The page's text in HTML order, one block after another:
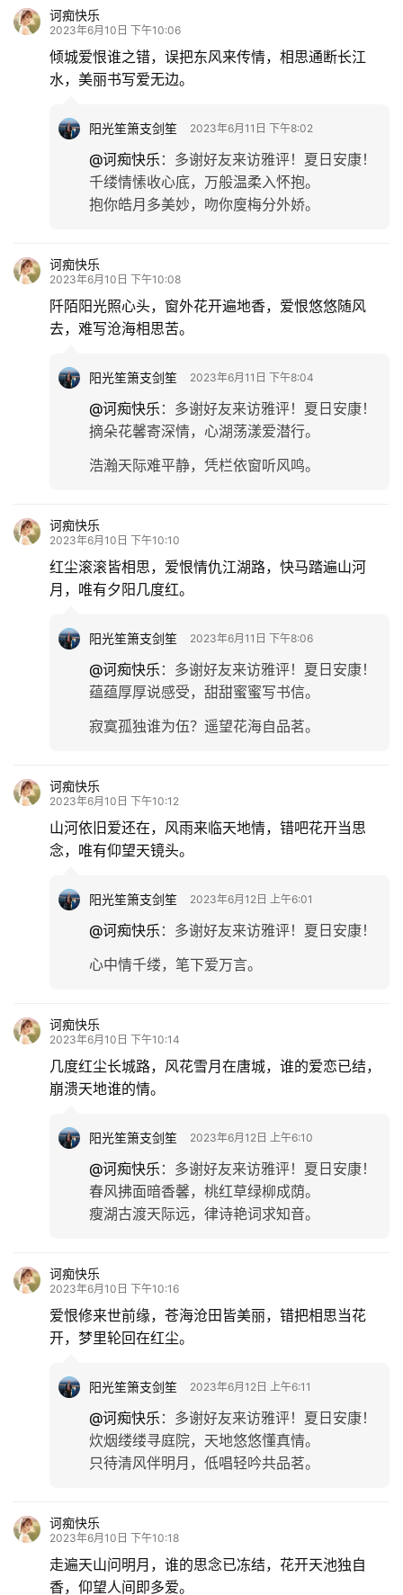
感
专
诃痴快乐
2023年6月10日 下午10:06
倾城爱恨谁之错，误把东风来传情，相思通断长江
水，美丽书写爱无边。
阳光笙箫支剑笙 2023年6月11日 下午8:02
@诃痴快乐 ： 多谢好友来访雅评！夏日安康！
千缕情愫收心底，万般温柔入怀抱。
抱你皓月多美妙，吻你廋梅分外娇。
诃痴快乐
2023年6月10日 下午10:08
阡陌阳光照心头，窗外花开遍地香，爱恨悠悠随风
去，难写沧海相思苦。
阳光笙箫支剑笙 2023年6月11日 下午8:04
@诃痴快乐 ： 多谢好友来访雅评！夏日安康！
摘朵花馨寄深情，心湖荡漾爱潜行。
浩瀚天际难平静，凭栏依窗听风鸣。
诃痴快乐
2023年6月10日 下午10:10
红尘滚滚皆相思，爱恨情仇江湖路，快马踏遍山河
月，唯有夕阳几度红。
阳光笙箫支剑笙 2023年6月11日 下午8:06
@诃痴快乐 ： 多谢好友来访雅评！夏日安康！
蕴蕴厚厚说感受，甜甜蜜蜜写书信。
寂寞孤独谁为伍？遥望花海自品茗。
诃痴快乐
2023年6月10日 下午10:12
山河依旧爱还在，风雨来临天地情，错吧花开当思
念，唯有仰望天镜头。
阳光笙箫支剑笙 2023年6月12日 上午6:01
@诃痴快乐 ： 多谢好友来访雅评！夏日安康！
心中情千缕，笔下爱万言。
诃痴快乐
2023年6月10日 下午10:14
几度红尘长城路，风花雪月在唐城，谁的爱恋已结，
崩溃天地谁的情。
阳光笙箫支剑笙 2023年6月12日 上午6:10
@诃痴快乐 ： 多谢好友来访雅评！夏日安康！
春风拂面暗香馨，桃红草绿柳成荫。
瘦湖古渡天际远，律诗艳词求知音。
诃痴快乐
2023年6月10日 下午10:16
爱恨修来世前缘，苍海沧田皆美丽，错把相思当花
开，梦里轮回在红尘。
阳光笙箫支剑笙 2023年6月12日 上午6:11
@诃痴快乐 ： 多谢好友来访雅评！夏日安康！
炊烟缕缕寻庭院，天地悠悠懂真情。
只待清风伴明月，低唱轻吟共品茗。
诃痴快乐
2023年6月10日 下午10:18
走遍天山问明月，谁的思念已冻结，花开天池独自
香，仰望人间即多爱。